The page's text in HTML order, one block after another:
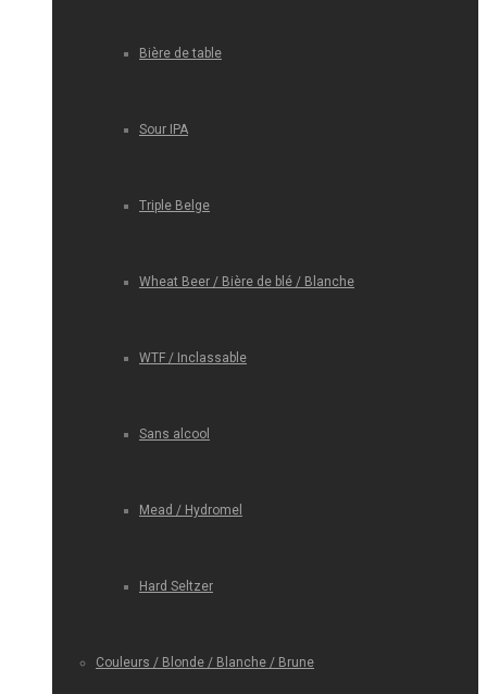
Bière de table
Sour IPA
Triple Belge
Wheat Beer / Bière de blé / Blanche
WTF / Inclassable
Sans alcool
Mead / Hydromel
Hard Seltzer
Couleurs / Blonde / Blanche / Brune